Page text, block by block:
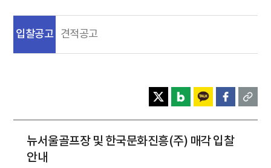
입찰공고 견적공고
뉴서울골프장 및 한국문화진흥(주) 매각 입찰
안내